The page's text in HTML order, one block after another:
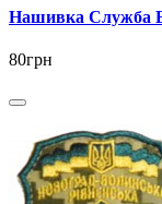
Нашивка Служба
80грн